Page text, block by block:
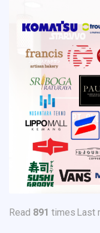
Read 891 times Last